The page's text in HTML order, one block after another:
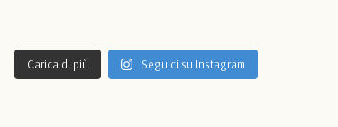
Carica di più Seguici su Instagram